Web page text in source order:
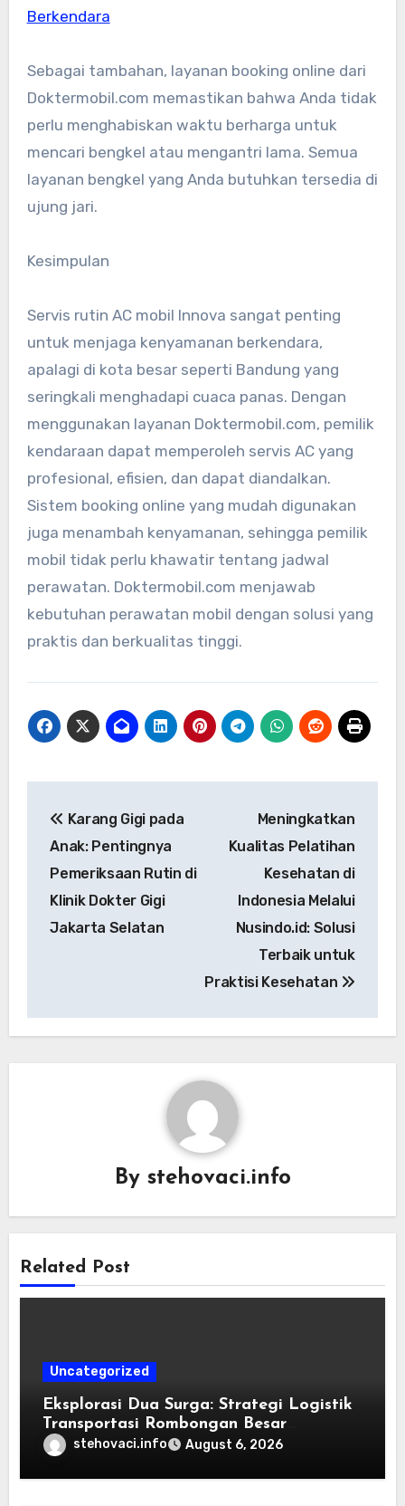
Berkendara
Sebagai tambahan, layanan booking online dari
Doktermobil.com memastikan bahwa Anda tidak
perlu menghabiskan waktu berharga untuk
mencari bengkel atau mengantri lama. Semua
layanan bengkel yang Anda butuhkan tersedia di
ujung jari.
Kesimpulan
Servis rutin AC mobil Innova sangat penting
untuk menjaga kenyamanan berkendara,
apalagi di kota besar seperti Bandung yang
seringkali menghadapi cuaca panas. Dengan
menggunakan layanan Doktermobil.com, pemilik
kendaraan dapat memperoleh servis AC yang
profesional, efisien, dan dapat diandalkan.
Sistem booking online yang mudah digunakan
juga menambah kenyamanan, sehingga pemilik
mobil tidak perlu khawatir tentang jadwal
perawatan. Doktermobil.com menjawab
kebutuhan perawatan mobil dengan solusi yang
praktis dan berkualitas tinggi.
navigation
Karang Gigi pada
Anak: Pentingnya
Pemeriksaan Rutin di
Klinik Dokter Gigi
Jakarta Selatan
Meningkatkan
Kualitas Pelatihan
Kesehatan di
Indonesia Melalui
Nusindo.id: Solusi
Terbaik untuk
Praktisi Kesehatan
By stehovaci.info
Related Post
Uncategorized
Eksplorasi Dua Surga: Strategi Logistik
Transportasi Rombongan Besar
Menggunakan Microbus
stehovaci.info August 6, 2026